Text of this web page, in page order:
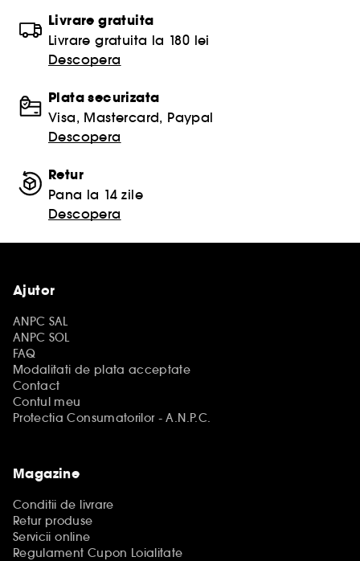
Livrare gratuita
Livrare gratuita la 180 lei
Descopera
Plata securizata
Visa, Mastercard, Paypal
Descopera
Retur
Pana la 14 zile
Descopera
Ajutor
ANPC SAL
ANPC SOL
FAQ
Modalitati de plata acceptate
Contact
Contul meu
Protectia Consumatorilor - A.N.P.C.
Magazine
Conditii de livrare
Retur produse
Servicii online
Regulament Cupon Loialitate